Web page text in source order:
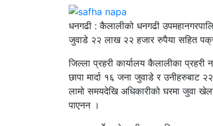
धनगढी : कैलालीको धनगढी
जुवाडे २२ लाख २२ हजार रुपैया सहित
जिल्ला प्रहरी कार्यालय कैलालीका
छापा मार्दा १६ जना जुवाडे र उनीहरुबाट
लामो समयदेखि अधिकारीको घरमा जुवा
पाएनन ।